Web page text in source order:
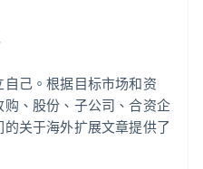
己。根据目标市场和资
、股份、子公司、合资企
关于海外扩展文章提供了